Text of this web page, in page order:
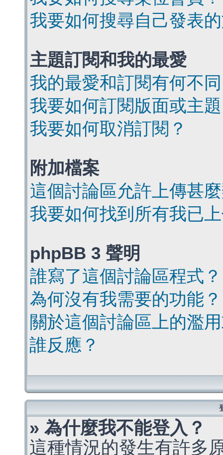
我要如何搜尋自己發表
主題訂閱和我的最愛
我的最愛和訂閱有何不
我要如何訂閱版面或主
我要如何取消訂閱？
附加檔案
這個討論區允許上傳甚
我要如何找到所有我已
phpBB 3 聲明
誰寫了這個討論區程式？
為何沒有我需要的功能？
關於這個討論區上的濫
誰反應？
» 為什麼我不能登入？
這種情況的發生有許多